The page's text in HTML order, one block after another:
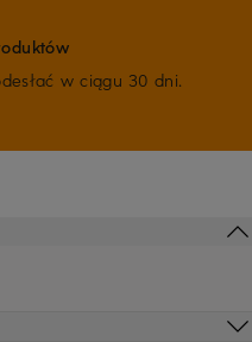
w ciągu 30 dni.